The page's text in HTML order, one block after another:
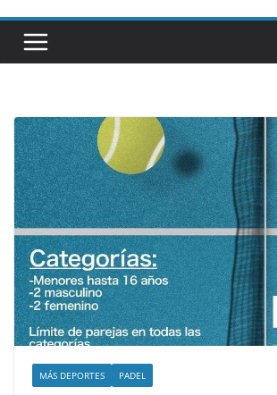
MÁS DEPORTES PADEL